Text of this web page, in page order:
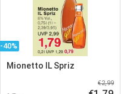
-40%
Mionetto IL Spriz
€2,99